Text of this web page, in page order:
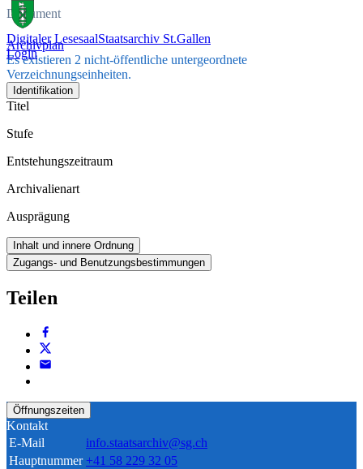
Digitaler LesesaalStaatsarchiv St.Gallen
Login
Dokument
Archivplan
Es existieren 2 nicht-öffentliche untergeordnete
Verzeichnungseinheiten.
Identifikation
Titel
Stufe
Entstehungszeitraum
Archivalienart
Ausprägung
Inhalt und innere Ordnung
Zugangs- und Benutzungsbestimmungen
Teilen
Öffnungszeiten
Kontakt
E-Mail
info.staatsarchiv@sg.ch
Hauptnummer +41 58 229 32 05